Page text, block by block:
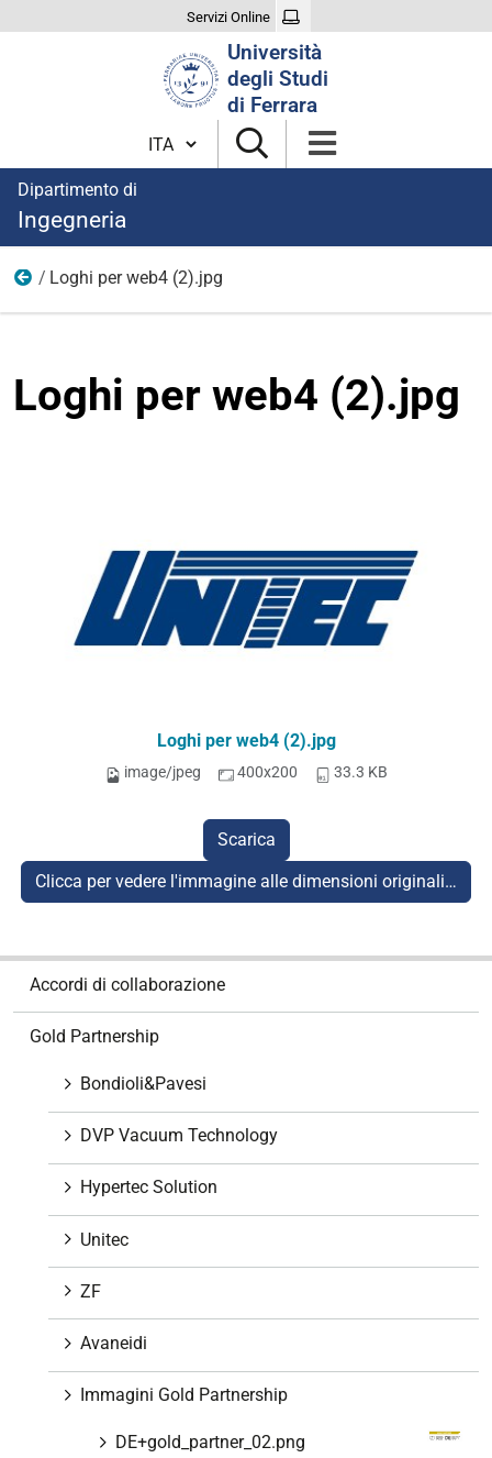
Servizi Online
Università
degli Studi
di Ferrara
Cambia lingua
Dipartimento di
Ingegneria
Immagini Gold Partnership
Loghi per web4 (2).jpg
Loghi per web4 (2).jpg
Loghi per web4 (2).jpg
image/jpeg 400x200 33.3 KB
Scarica
Clicca per vedere l'immagine alle dimensioni originali…
Accordi di collaborazione
Gold Partnership
Bondioli&Pavesi
DVP Vacuum Technology
Hypertec Solution
Unitec
ZF
Avaneidi
Immagini Gold Partnership
DE+gold_partner_02.png